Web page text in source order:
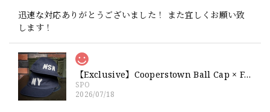
迅速な対応ありがとうございました！ また宜しくお願い致
します！
【Exclusive】Cooperstown Ball Cap × FAR EAST SIGNAL "NSN / NY" NAVY×WHITE Made in USA 別注 新品 クーパーズタウンボールキャップ 6パネル 紺
SPO
2026/07/18